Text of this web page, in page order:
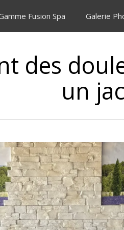
Fusion Spa Galerie
des
un